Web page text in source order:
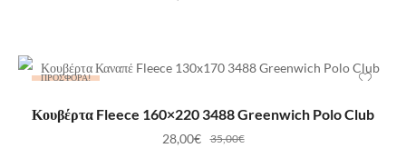
ΠΡΟΣΦΟΡΆ!
ΠΡΟΣΘΉΚΗ ΣΤΟ ΚΑΛΆΘΙ
Κουβέρτα Fleece 160×220 3488 Greenwich Polo Club
35,00€
28,00€